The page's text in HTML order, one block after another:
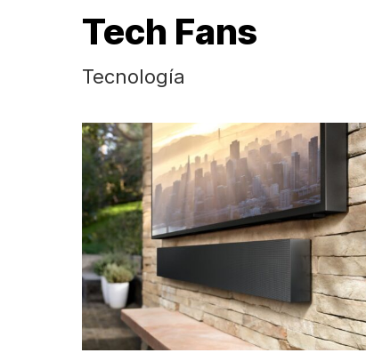
Tech Fans
Tecnología